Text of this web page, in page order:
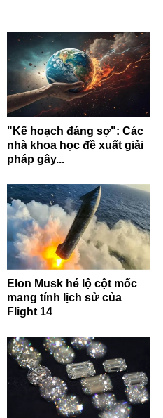
"Kế hoạch đáng sợ": Các
nhà khoa học đề xuất giải
pháp gây...
Elon Musk hé lộ cột mốc
mang tính lịch sử của
Flight 14